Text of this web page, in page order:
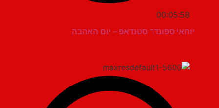
00:05:58
יוחאי ספונדר סטנדאפ – יום האהבה